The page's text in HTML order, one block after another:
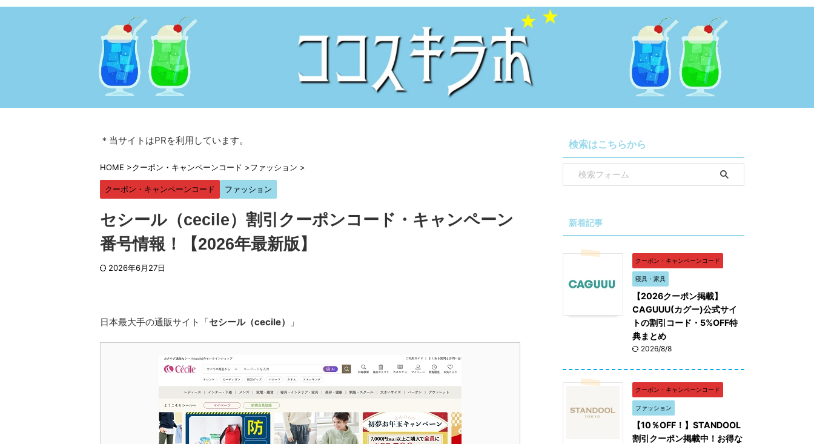
＊当サイトはPRを利用しています。
HOME >クーポン・キャンペーンコード >ファッション >
クーポン・キャンペーンコード ファッション
セシール（cecile）割引クーポンコード・キャンペーン
番号情報！【2026年最新版】
2026年6月27日
日本最大手の通販サイト「セシール（cecile） 」
検索はこちらから
新着記事
クーポン・キャンペーンコード
寝具・家具
【2026クーポン掲載】
CAGUUU(カグー)公式サイ
トの割引コード・5%OFF特
典まとめ
2026/8/8
クーポン・キャンペーンコード
ファッション
【10％OFF！】STANDOOL
割引クーポン掲載中！お得な